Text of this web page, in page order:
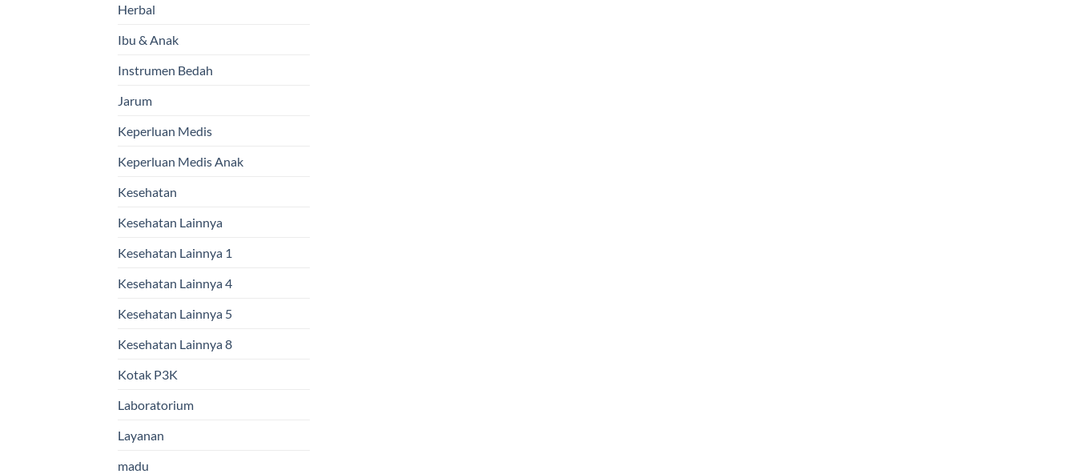
Herbal
Ibu & Anak
Instrumen Bedah
Jarum
Keperluan Medis
Keperluan Medis Anak
Kesehatan
Kesehatan Lainnya
Kesehatan Lainnya 1
Kesehatan Lainnya 4
Kesehatan Lainnya 5
Kesehatan Lainnya 8
Kotak P3K
Laboratorium
Layanan
madu